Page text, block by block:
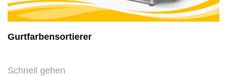
Gurtfarbensortierer
Schnell gehen